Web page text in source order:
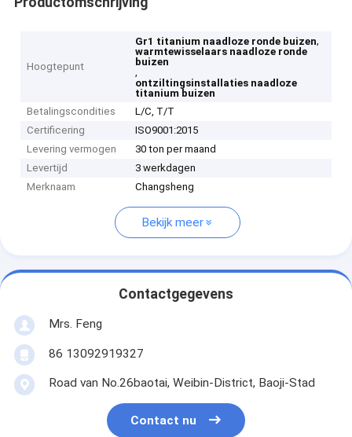
Hoogtepunt
Gr1 titanium naadloze ronde buizen,
warmtewisselaars naadloze ronde
buizen
,
ontziltingsinstallaties naadloze
titanium buizen
Betalingscondities
L/C, T/T
Certificering
ISO9001:2015
Levering vermogen
30 ton per maand
Levertijd
3 werkdagen
Merknaam
Changsheng
Bekijk meer
Contactgegevens
Mrs. Feng
86 13092919327
Road van No.26baotai, Weibin-District, Baoji-Stad
Contact nu